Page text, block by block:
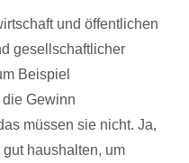
und öffentlichen
gesellschaftlicher
Beispiel
Gewinn
müssen sie nicht. Ja,
haushalten, um